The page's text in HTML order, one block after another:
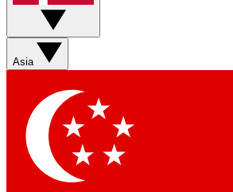
Asia